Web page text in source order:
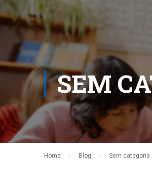
SEM
Home Blog Sem categoria